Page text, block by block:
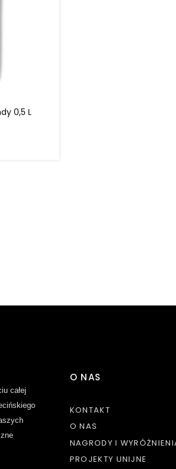
0,5 L
całej
O NAS
KONTAKT
O NAS
NAGRODY I
PROJEKTY UNIJNE